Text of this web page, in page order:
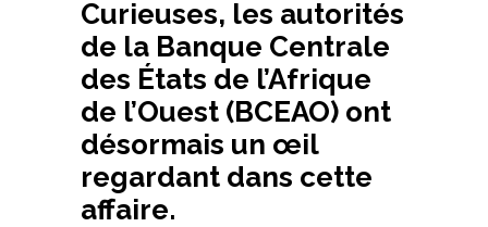
Curieuses, les autorités
de la Banque Centrale
des États de l’Afrique
de l’Ouest (BCEAO) ont
désormais un œil
regardant dans cette
affaire.